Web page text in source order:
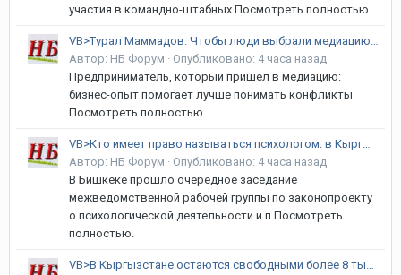
участия в командно-штабных Посмотреть полностью.
VB>Турал Маммадов: Чтобы люди выбрали медиацию, они должны понять ее ценность
Автор: НБ Форум · Опубликовано: 4 часа назад
Предприниматель, который пришел в медиацию:
бизнес-опыт помогает лучше понимать конфликты
Посмотреть полностью.
VB>Кто имеет право называться психологом: в Кыргызстане готовят новый закон
Автор: НБ Форум · Опубликовано: 4 часа назад
В Бишкеке прошло очередное заседание
межведомственной рабочей группы по законопроекту
о психологической деятельности и п Посмотреть
полностью.
VB>В Кыргызстане остаются свободными более 8 тысяч рабочих мест